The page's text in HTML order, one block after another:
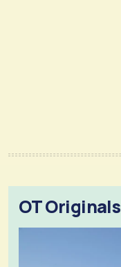
OT Originals